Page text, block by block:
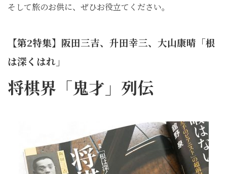
そして旅のお供に、ぜひお役立てください。
【第2特集】阪田三吉、升田幸三、大山康晴「根
は深くはれ」
将棋界「鬼才」列伝